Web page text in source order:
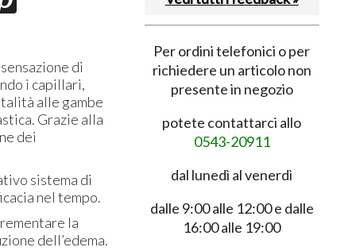
di
i capillari,
alle gambe
Grazie alla
dei
sistema di
nel tempo.
la
dell’edema.
Per ordini telefonici o per
richiedere un articolo non
presente in negozio
potete contattarci allo
0543-20911
dal lunedì al venerdì
dalle 9:00 alle 12:00 e dalle
16:00 alle 19:00